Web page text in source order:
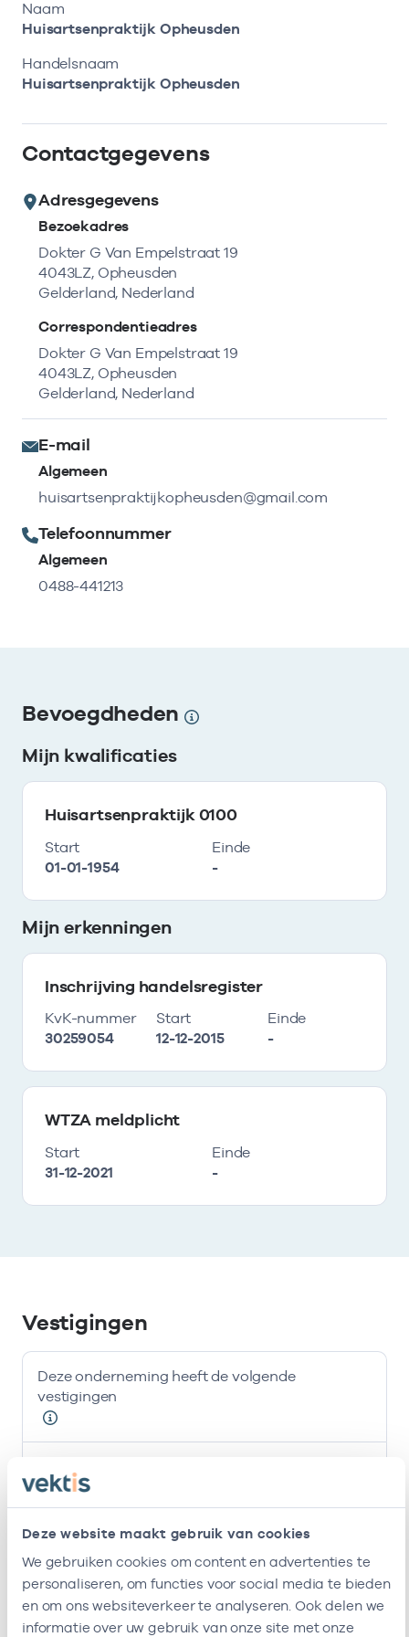
Deze website maakt gebruik van cookies
We gebruiken cookies om content en advertenties te
personaliseren, om functies voor social media te bieden
en om ons websiteverkeer te analyseren. Ook delen we
informatie over uw gebruik van onze site met onze
Zoeken in AGB-register
zorgaanbieder of onderneming.
Kortdurende zorg
Langdurige zorg
Gemeentezorgspiegel
Op zoek naar een rapport?
Bekijk de openbare rapporten per thema of
log in voor de besloten rapporten op
Zorgprisma.nl.
Naar openbare rapporten
Retourcodezoeker
Bekijk het aanbod
Naar hulp
Naam
Huisartsenpraktijk Opheusden
Handelsnaam
Huisartsenpraktijk Opheusden
Contactgegevens
Adresgegevens
Bezoekadres
Dokter G Van Empelstraat 19
4043LZ, Opheusden
Gelderland, Nederland
Correspondentieadres
Dokter G Van Empelstraat 19
4043LZ, Opheusden
Gelderland, Nederland
E-mail
Algemeen
huisartsenpraktijkopheusden@gmail.com
Telefoonnummer
Algemeen
0488-441213
Bevoegdheden
Mijn kwalificaties
Huisartsenpraktijk 0100
Start
01-01-1954
Einde
-
Mijn erkenningen
Inschrijving handelsregister
KvK-nummer
30259054
Start
12-12-2015
Einde
-
WTZA meldplicht
Start
31-12-2021
Einde
-
Vestigingen
Deze onderneming heeft de volgende
vestigingen
Huisartsenpraktijk
Opheusden
Dokter G
Van
19
4043LZ
Opheusden
- 01-